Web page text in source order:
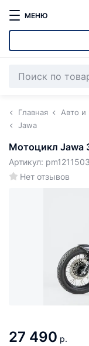
МЕНЮ
Главная Авто и
Jawa
Мотоцикл Jawa
Нет отзывов
Артикул:
27 490 р.